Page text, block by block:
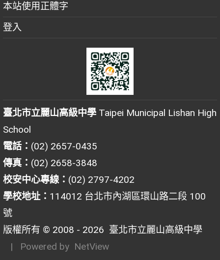
本站使用正體字
登入
臺北市立麗山高級中學 Taipei Municipal Lishan High
School
電話： (02) 2657-0435
傳真： (02) 2658-3848
校安中心專線： (02) 2797-4202
學校地址： 114012 台北市內湖區環山路二段 100
號
版權所有 © 2008 - 2026 臺北市立麗山高級中學
| Powered by NetView